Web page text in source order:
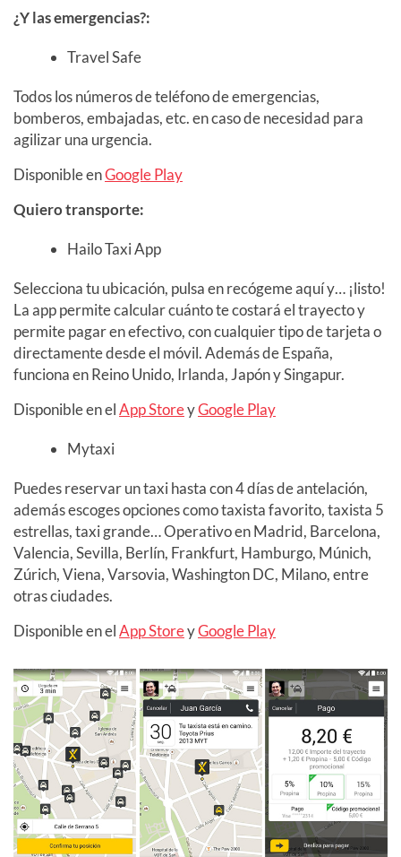
¿Y las emergencias?:
Travel Safe
Todos los números de teléfono de emergencias,
bomberos, embajadas, etc. en caso de necesidad para
agilizar una urgencia.
Disponible enGoogle Play
Quiero transporte:
Hailo Taxi App
Selecciona tu ubicación, pulsa en recógeme aquí y… ¡listo!
La app permite calcular cuánto te costará el trayecto y
permite pagar en efectivo, con cualquier tipo de tarjeta o
directamente desde el móvil. Además de España,
funciona en Reino Unido, Irlanda, Japón y Singapur.
Disponible en elApp StoreyGoogle Play
Mytaxi
Puedes reservar un taxi hasta con 4 días de antelación,
además escoges opciones como taxista favorito, taxista 5
estrellas, taxi grande… Operativo en Madrid, Barcelona,
Valencia, Sevilla, Berlín, Frankfurt, Hamburgo, Múnich,
Zúrich, Viena, Varsovia, Washington DC, Milano, entre
otras ciudades.
Disponible en elApp StoreyGoogle Play